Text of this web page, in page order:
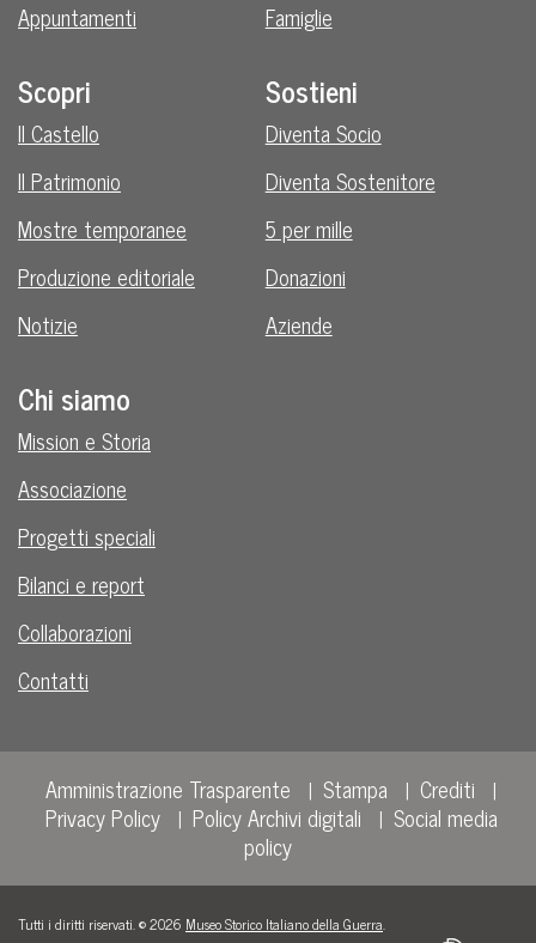
Appuntamenti
Famiglie
Scopri
Il Castello
Il Patrimonio
Mostre temporanee
Produzione editoriale
Notizie
Sostieni
Diventa Socio
Diventa Sostenitore
5 per mille
Donazioni
Aziende
Chi siamo
Mission e Storia
Associazione
Progetti speciali
Bilanci e report
Collaborazioni
Contatti
Amministrazione Trasparente Stampa
Crediti
Privacy Policy
Policy Archivi digitali
Social media
policy
Tutti i diritti riservati. © 2026 Museo Storico Italiano della Guerra.